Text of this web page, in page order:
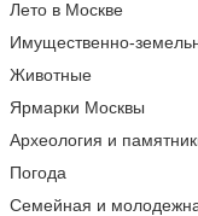
Лето в Москве
Имущественно-
Животные
Ярмарки Москвы
Археология и
Погода
Семейная и